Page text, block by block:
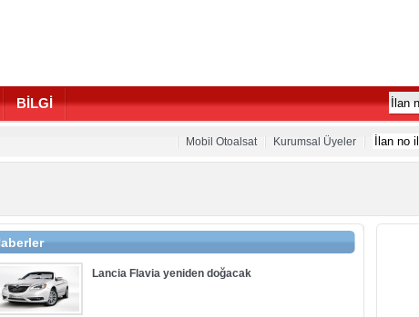
BİLGİ
Mobil Otoalsat Kurumsal Üyeler
Lancia Flavia yeniden doğacak